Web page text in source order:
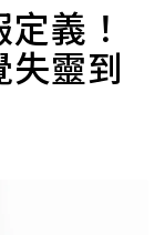
義！
靈到